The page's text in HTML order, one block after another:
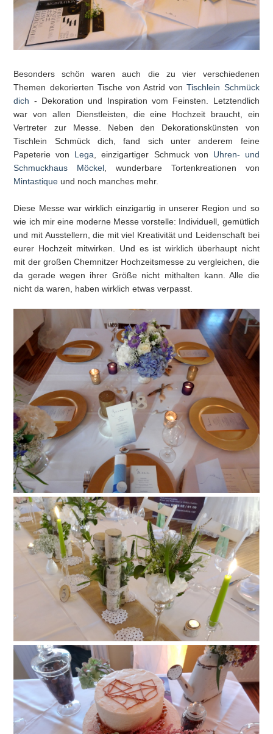
Besonders schön waren auch die zu vier verschiedenen
Themen dekorierten Tische von Astrid vonTischlein Schmück
dich - Dekoration und Inspiration vom Feinsten. Letztendlich
war von allen Dienstleisten, die eine Hochzeit braucht, ein
Vertreter zur Messe. Neben den Dekorationskünsten von
Tischlein Schmück dich, fand sich unter anderem feine
Papeterie von Lega , einzigartiger Schmuck von Uhren- und
Schmuckhaus Möckel , wunderbare Tortenkreationen von
Mintastique und noch manches mehr.
Diese Messe war wirklich einzigartig in unserer Region und so
wie ich mir eine moderne Messe vorstelle: Individuell, gemütlich
und mit Ausstellern, die mit viel Kreativität und Leidenschaft bei
eurer Hochzeit mitwirken. Und es ist wirklich überhaupt nicht
mit der großen Chemnitzer Hochzeitsmesse zu vergleichen, die
da gerade wegen ihrer Größe nicht mithalten kann. Alle die
nicht da waren, haben wirklich etwas verpasst.